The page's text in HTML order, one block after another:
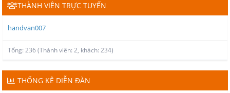
THÀNH VIÊN TRỰC TUYẾN
handvan007
Tổng: 236 (Thành viên: 2, khách: 234)
THỐNG KÊ DIỄN ĐÀN